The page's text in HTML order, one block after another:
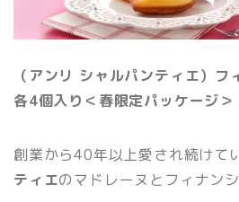
（アンリ シャルパンティエ）フ
各4個入り＜春限定パッケージ＞
創業から40年以上愛され続けて
ティエのマドレーヌとフィナン